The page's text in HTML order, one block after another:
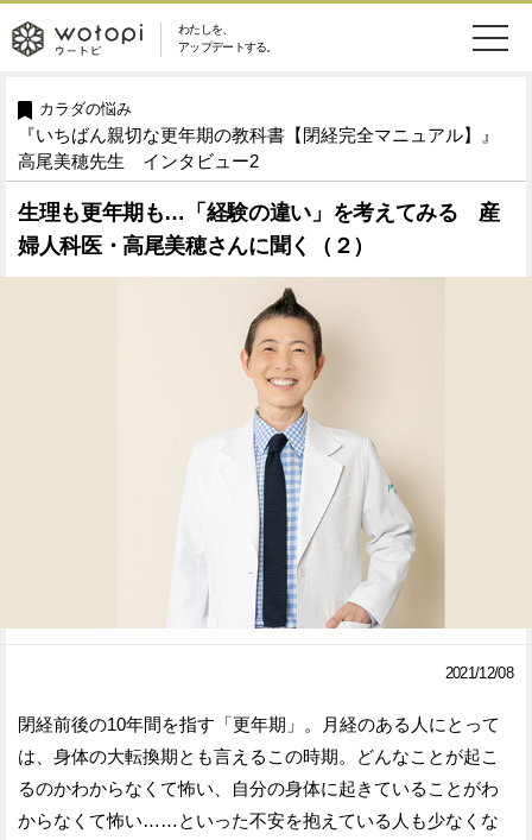
わたしを、
アップデートする。
wotopi
-
ウ
ー
メ
ュ
ー
恋愛・結婚
美容・コスメ
健康 ワークスタイル
ライフスタイル ファッション
ウートピとは？
Facebook
で
ェ
ア
す
で
ェ
ア
す
カラダの悩み
『いちばん親切な更年期の教科書【閉経完全マニュアル】』
高尾美穂先生 インタビュー2
生理も更年期も…「経験の違い」を考えてみる 産
婦人科医・高尾美穂さんに聞く（２）
2021/12/08
閉経前後の10年間を指す「更年期」。月経のある人にとって
は、身体の大転換期とも言えるこの時期。どんなことが起こ
るのかわからなくて怖い、自分の身体に起きていることがわ
からなくて怖い……といった不安を抱えている人も少なくな